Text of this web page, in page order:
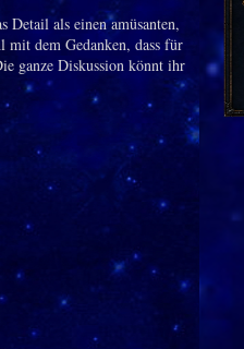
Detail als einen amüsanten,
mit dem Gedanken, dass für
ganze Diskussion könnt ihr